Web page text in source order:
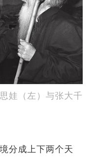
娃（左）与张大千
分成上下两个天